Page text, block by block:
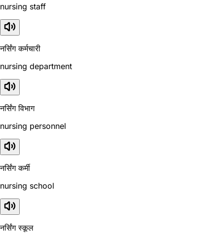
nursing staff
नर्सिंग कर्मचारी
nursing department
नर्सिंग विभाग
nursing personnel
नर्सिंग कर्मी
nursing school
नर्सिंग स्कूल